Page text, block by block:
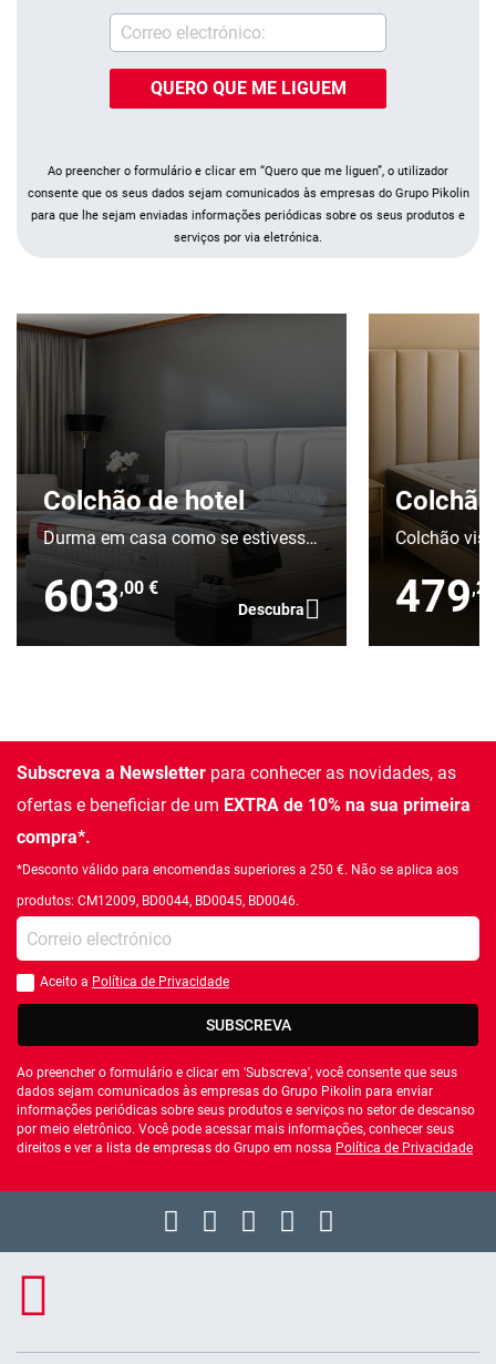
QUERO QUE ME LIGUEM
Ao preencher o formulário e clicar em “Quero que me liguen”, o utilizador
consente que os seus dados sejam comunicados às empresas do Grupo Pikolin
para que lhe sejam enviadas informações periódicas sobre os seus produtos e
serviços por via eletrónica.
Colchão de hotel
Durma em casa como se estivesse
num hotel
603,00 €
Descubra
Colchão
ensacadas
479
Subscreva a Newsletter para conhecer as novidades, as
ofertas e beneficiar de um EXTRA de 10% na sua primeira
compra*.
*Desconto válido para encomendas superiores a 250 €. Não se aplica aos
produtos: CM12009, BD0044, BD0045, BD0046.
Introduza o seu email
Você deve aceitar a política de privacidade
Aceito a Política de Privacidade
SUBSCREVA
Ao preencher o formulário e clicar em 'Subscreva', você consente que seus
dados sejam comunicados às empresas do Grupo Pikolin para enviar
informações periódicas sobre seus produtos e serviços no setor de descanso
por meio eletrônico. Você pode acessar mais informações, conhecer seus
direitos e ver a lista de empresas do Grupo em nossa Política de Privacidade